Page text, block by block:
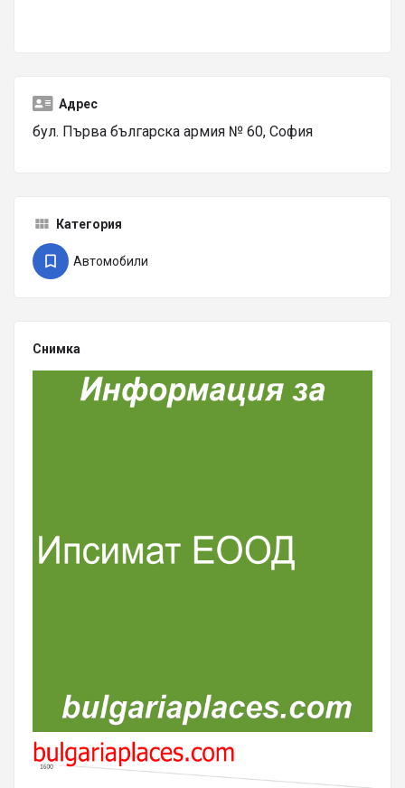
Адрес
бул. Първа българска армия № 60, София
Категория
Автомобили
Снимка